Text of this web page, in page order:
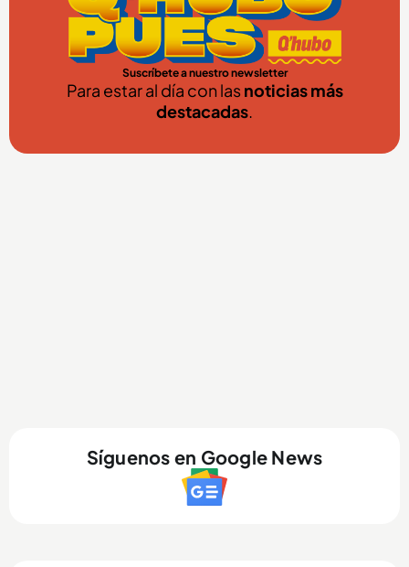
Suscríbete a nuestro newsletter
Para estar al día con lasnoticias más
destacadas.
Síguenos en Google News